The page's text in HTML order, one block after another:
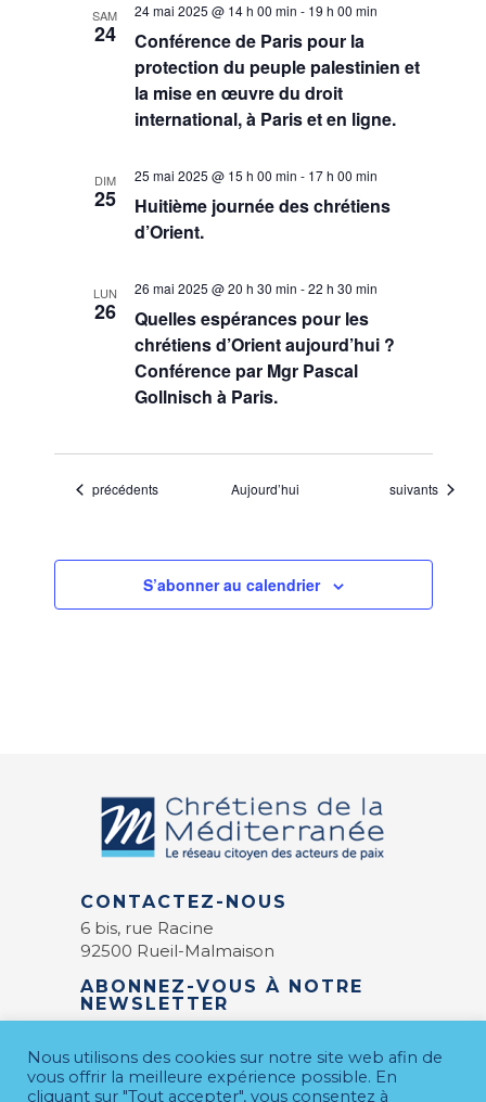
SAM
24
Conférence de Paris pour la
protection du peuple palestinien et
la mise en œuvre du droit
international, à Paris et en ligne.
24 mai 2025 @ 14 h 00 min - 19 h 00 min
DIM
25
Huitième journée des chrétiens
d’Orient.
25 mai 2025 @ 15 h 00 min - 17 h 00 min
LUN
26
Quelles espérances pour les
chrétiens d’Orient aujourd’hui ?
Conférence par Mgr Pascal
Gollnisch à Paris.
26 mai 2025 @ 20 h 30 min -22 h 30 min
Évènements
précédents Aujourd’hui Évènements
suivants
S’abonner au calendrier
CONTACTEZ-NOUS
6 bis, rue Racine
92500 Rueil-Malmaison
ABONNEZ-VOUS À NOTRE
NEWSLETTER
E-mail*
Nous utilisons des cookies sur notre site web afin de
vous offrir la meilleure expérience possible. En
cliquant sur "Tout accepter", vous consentez à